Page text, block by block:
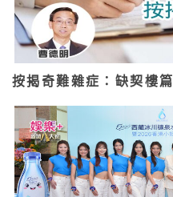
按揭奇難雜症：缺契樓篇